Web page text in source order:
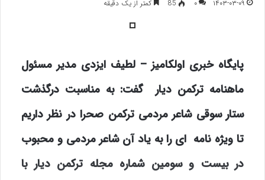
۱۴۰۳-۰۳-۰۹ ۰ 85 کمتر از یک دقیقه
پایگاه خبری اولکامیز – لطیف ایزدی مدیر مسئول
ماهنامه ترکمن دیار گفت: به مناسبت درگذشت
ستار سوقی شاعر مردمی ترکمن صحرا در نظر داریم
تا ویژه نامه ای را به یاد آن شاعر مردمی و محبوب
در بیست و سومین شماره مجله ترکمن دیار با